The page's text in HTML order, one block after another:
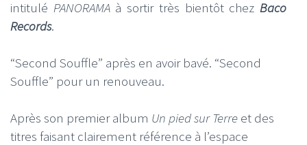
intitulé PANORAMAà sortir très bientôt chezBaco
Records.
“Second Souffle” après en avoir bavé. “Second
Souffle” pour un renouveau.
Après son premier album Un pied sur Terre et des
titres faisant clairement référence à l’espace